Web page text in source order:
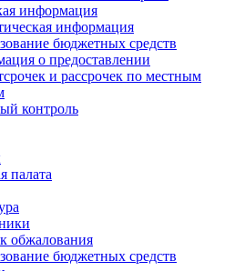
информация
информация
бюджетных средств
о предоставлении
и рассрочек по местным
контроль
палата
обжалования
бюджетных средств